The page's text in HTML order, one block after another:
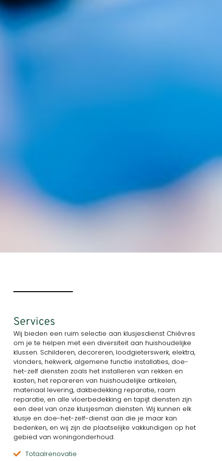
Services
Wij bieden een ruim selectie aan klusjesdienst Chièvres
om je te helpen met een diversiteit aan huishoudelijke
klussen. Schilderen, decoreren, loodgieterswerk, elektra,
vlonders, hekwerk, algemene functie installaties, doe-
het-zelf diensten zoals het installeren van rekken en
kasten, het repareren van huishoudelijke artikelen,
materiaal levering, dakbedekking reparatie, raam
reparatie, en alle vloerbedekking en tapijt diensten zijn
een deel van onze klusjesman diensten. Wij kunnen elk
klusje en doe-het-zelf-dienst aan die je maar kan
bedenken, en wij zijn de plaatselijke vakkundigen op het
gebied van woningonderhoud.
Totaalrenovatie